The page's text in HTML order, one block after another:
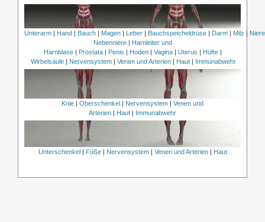
Unterarm| Hand| Bauch| Magen| Leber| Bauchspeicheldrüse| Darm| Milz |
Nebenniere| Harnleiter und
Harnblase| Prostata| Penis | Hoden| Vagina| Uterus | Hüfte|
Wirbelsäule | Nervensystem | Venen und Arterien | Haut | Immunabwehr
Knie Oberschenkel Nervensystem
Venen und
Arterien
Haut Immunabwehr
Unterschenkel Füße| Nervensystem| Venen und Arterien| Haut